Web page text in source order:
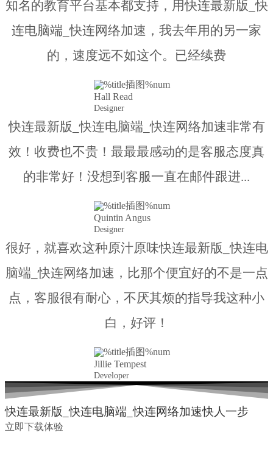
知名的教育平台基本都支持，用快连最新版_快
连电脑端_快连网络加速，我去年用的另一家
的，速度远不如这个。已经续费
Hall Read
Designer
快连最新版_快连电脑端_快连网络加速非常有
效！收费也不贵！最最最感动的是客服态度真
的非常好！没想到客服一直在邮件跟进...
Quintin Angus
Designer
很好，就喜欢这种原汁原味快连最新版_快连电
脑端_快连网络加速，比那个便宜好的不是一点
点，客服很有耐心，不厌其烦的指导我这种小
白，好评！
Jillie Tempest
Developer
快连最新版_快连电脑端_快连网络加速快人一步
立即下载体验